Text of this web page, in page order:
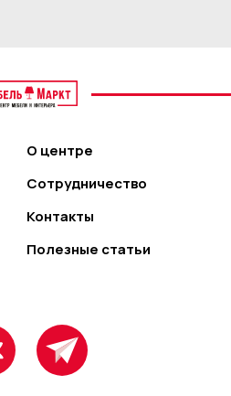
О центре
Сотрудничество
Контакты
Полезные статьи